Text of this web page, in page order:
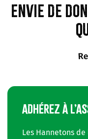
Envie de
ADHÉREZ À
Les Hannetons